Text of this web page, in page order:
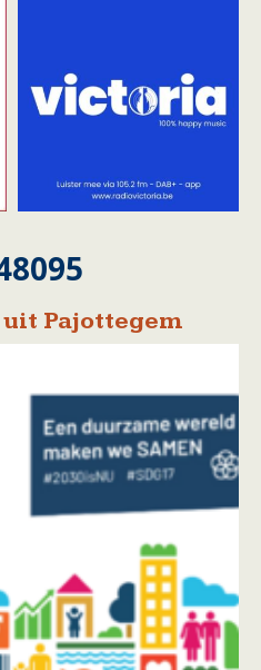
Pajottegem